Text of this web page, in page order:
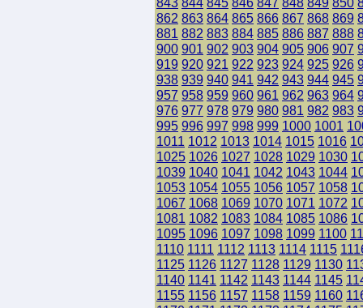
862 863 864 865 866 867 868 869
881 882 883 884 885 886 887 888
900 901 902 903 904 905 906 907
919 920 921 922 923 924 925 926
938 939 940 941 942 943 944 945
957 958 959 960 961 962 963 964
976 977 978 979 980 981 982 983
995 996 997 998 999 1000 1001
1011 1012 1013 1014 1015 1016
1025 1026 1027 1028 1029 1030
1039 1040 1041 1042 1043 1044
1053 1054 1055 1056 1057 1058
1067 1068 1069 1070 1071 1072
1081 1082 1083 1084 1085 1086
1095 1096 1097 1098 1099 1100
1110 1111 1112 1113 1114 1115
1125 1126 1127 1128 1129 1130
1140 1141 1142 1143 1144 1145
1155 1156 1157 1158 1159 1160